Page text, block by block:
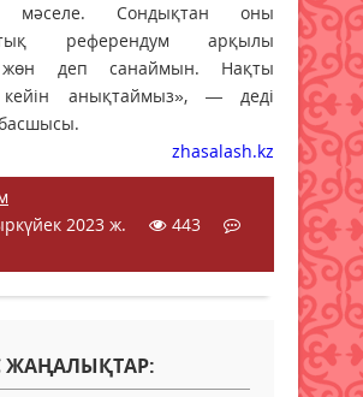
мәселе. Сондықтан оны
референдум арқылы
деп санаймын. Нақты
кейін анықтаймыз», — деді
zhasalash.kz
2023 ж.
443
ЖАҢАЛЫҚТАР: